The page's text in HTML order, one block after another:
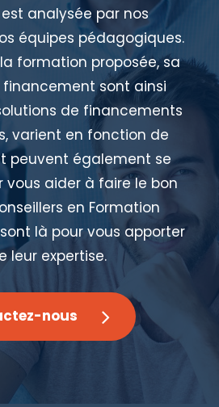
analysée par nos
équipes pédagogiques.
formation proposée, sa
sont ainsi
de financements
varient en fonction de
peuvent également se
vous aider à faire le bon
en Formation
là pour vous apporter
leur expertise.
nous